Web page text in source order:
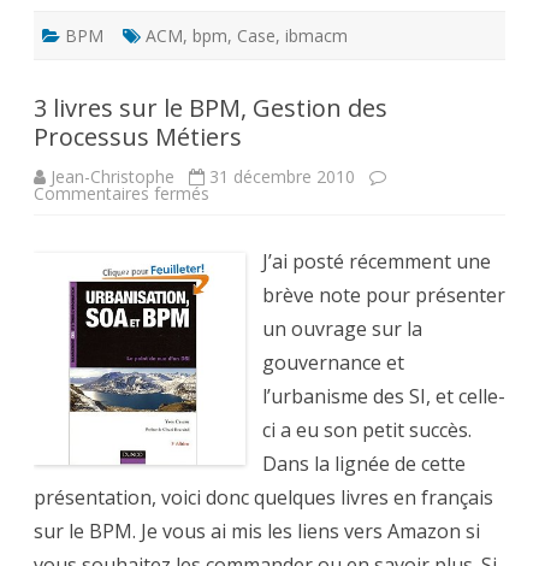
BPM ACM, bpm, Case, ibmacm
3 livres sur le BPM, Gestion des
Processus Métiers
Jean-Christophe 31 décembre 2010
Commentaires fermés
BPM,
Gestion
Processus
Métiers
J’ai posté récemment une
brève note pour présenter
un ouvrage sur la
gouvernance et
l’urbanisme des SI, et celle-
ci a eu son petit succès.
Dans la lignée de cette
présentation, voici donc quelques livres en français
sur le BPM. Je vous ai mis les liens vers Amazon si